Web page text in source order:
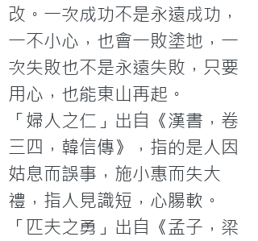
改。一次成功不是永遠成功，
一不小心，也會一敗塗地，一
次失敗也不是永遠失敗，只要
用心，也能東山再起。
「婦人之仁」出自《漢書，卷
三四，韓信傳》，指的是人因
姑息而誤事，施小惠而失大
禮，指人見識短，心腸軟。
「匹夫之勇」出自《孟子，梁